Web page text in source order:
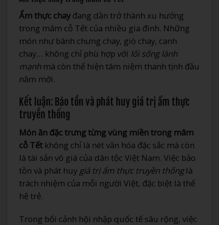
Ẩm thực chayđang dần trở thành xu hướng
trong mâm cỗ Tết của nhiều gia đình. Những
món như bánh chưng chay, giò chay, canh
chay… không chỉ phù hợp với lối sống lành
mạnhmà còn thể hiện tâm niệm thanh tịnh đầu
năm mới.
Kết luận: Bảo tồn và phát huy giá trị ẩm thực
truyền thống
Món ăn đặc trưng từng vùng miền trong mâm
cỗ Tết không chỉ là nét văn hóa đặc sắc mà còn
là tài sản vô giá của dân tộc Việt Nam. Việc bảo
tồn và phát huy giá trị ẩm thực truyền thốnglà
trách nhiệm của mỗi người Việt, đặc biệt là thế
hệ trẻ.
Trong bối cảnh hội nhập quốc tế sâu rộng, việc